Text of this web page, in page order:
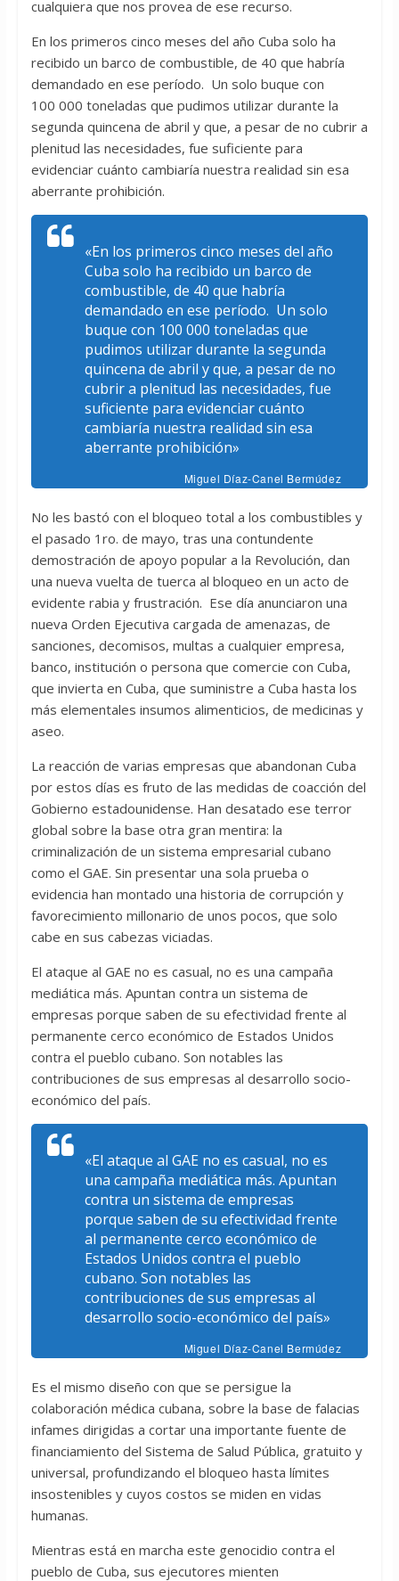
cualquiera que nos provea de ese recurso.
En los primeros cinco meses del año Cuba solo ha
recibido un barco de combustible, de 40 que habría
demandado en ese período. Un solo buque con
100 000 toneladas que pudimos utilizar durante la
segunda quincena de abril y que, a pesar de no cubrir a
plenitud las necesidades, fue suficiente para
evidenciar cuánto cambiaría nuestra realidad sin esa
aberrante prohibición.
«En los primeros cinco meses del año
Cuba solo ha recibido un barco de
combustible, de 40 que habría
demandado en ese período. Un solo
buque con 100 000 toneladas que
pudimos utilizar durante la segunda
quincena de abril y que, a pesar de no
cubrir a plenitud las necesidades, fue
suficiente para evidenciar cuánto
cambiaría nuestra realidad sin esa
aberrante prohibición»
Miguel Díaz-Canel Bermúdez
No les bastó con el bloqueo total a los combustibles y
el pasado 1ro. de mayo, tras una contundente
demostración de apoyo popular a la Revolución, dan
una nueva vuelta de tuerca al bloqueo en un acto de
evidente rabia y frustración. Ese día anunciaron una
nueva Orden Ejecutiva cargada de amenazas, de
sanciones, decomisos, multas a cualquier empresa,
banco, institución o persona que comercie con Cuba,
que invierta en Cuba, que suministre a Cuba hasta los
más elementales insumos alimenticios, de medicinas y
aseo.
La reacción de varias empresas que abandonan Cuba
por estos días es fruto de las medidas de coacción del
Gobierno estadounidense. Han desatado ese terror
global sobre la base otra gran mentira: la
criminalización de un sistema empresarial cubano
como el GAE. Sin presentar una sola prueba o
evidencia han montado una historia de corrupción y
favorecimiento millonario de unos pocos, que solo
cabe en sus cabezas viciadas.
El ataque al GAE no es casual, no es una campaña
mediática más. Apuntan contra un sistema de
empresas porque saben de su efectividad frente al
permanente cerco económico de Estados Unidos
contra el pueblo cubano. Son notables las
contribuciones de sus empresas al desarrollo socio-
económico del país.
«El ataque al GAE no es casual, no es
una campaña mediática más. Apuntan
contra un sistema de empresas
porque saben de su efectividad frente
al permanente cerco económico de
Estados Unidos contra el pueblo
cubano. Son notables las
contribuciones de sus empresas al
desarrollo socio-económico del país»
Miguel Díaz-Canel Bermúdez
Es el mismo diseño con que se persigue la
colaboración médica cubana, sobre la base de falacias
infames dirigidas a cortar una importante fuente de
financiamiento del Sistema de Salud Pública, gratuito y
universal, profundizando el bloqueo hasta límites
insostenibles y cuyos costos se miden en vidas
humanas.
Mientras está en marcha este genocidio contra el
pueblo de Cuba, sus ejecutores mienten